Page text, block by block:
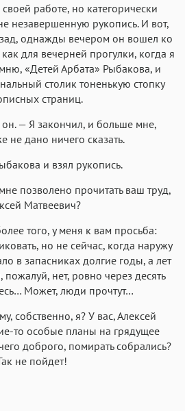
работе, но категорически
незавершенную рукопись. И вот,
однажды вечером он вошел ко
для вечерней прогулки, когда я
«Детей Арбата» Рыбакова, и
столик тоненькую стопку
страниц.
он. — Я закончил, и больше мне,
не дано ничего сказать.
и взял рукопись.
позволено прочитать ваш труд,
Матвеевич?
того, у меня к вам просьба:
но не сейчас, когда наружу
в запасниках долгие годы, а лет
пожалуй, нет, ровно через десять
Может, люди прочтут…
собственно, я? У вас, Алексей
то особые планы на грядущее
доброго, помирать собрались?
не пойдет!